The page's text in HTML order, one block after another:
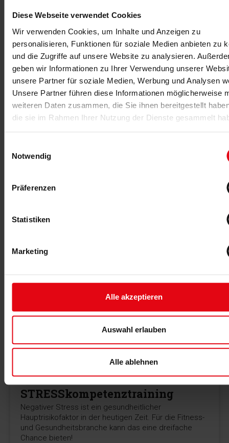
Diese Webseite verwendet Cookies
Wir verwenden Cookies, um Inhalte und Anzeigen zu
personalisieren, Funktionen für soziale Medien anbieten zu
und die Zugriffe auf unsere Website zu analysieren.
geben wir Informationen zu Ihrer Verwendung unserer
unsere Partner für soziale Medien, Werbung und Analysen
Unsere Partner führen diese Informationen möglicherweise
weiteren Daten zusammen, die Sie ihnen bereitgestellt
die sie im Rahmen Ihrer Nutzung der Dienste gesammelt
Notwendig
Präferenzen
Statistiken
Marketing
Alle akzeptieren
Auswahl erlauben
Alle ablehnen
und Gesundheitsbranche
sein möchte, benötigt qualifiziertes Fach- und
Führungspersonal. Seit 35 Jahren leisten die BSA-
08.09.2018
STRESSkompetenztraining
Negativer Stress ist ein gesundheitlicher
Hauptrisikofaktor in der heutigen Zeit. Für die Fitness-
und Gesundheitsbranche kann das eine dreifache
Chance bieten!